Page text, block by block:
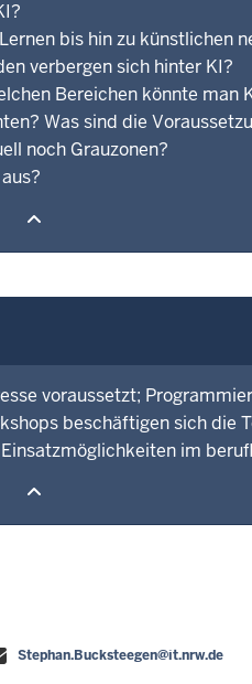
bis hin zu künstlichen
verbergen sich hinter KI?
Bereichen könnte man
Was sind die
noch Grauzonen?
voraussetzt;
beschäftigen sich die
im
Stephan.Bucksteegen@it.nrw.de